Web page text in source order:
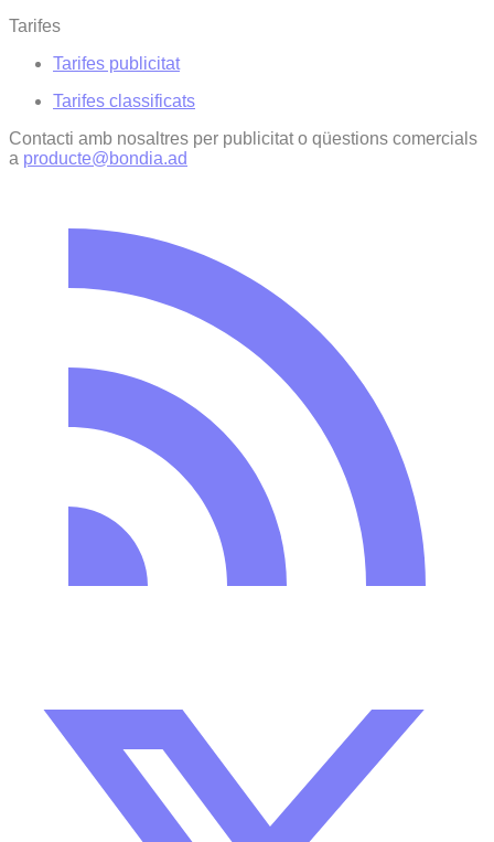
Tarifes
Tarifes publicitat
Tarifes classificats
Contacti amb nosaltres per publicitat o qüestions comercials
a producte@bondia.ad